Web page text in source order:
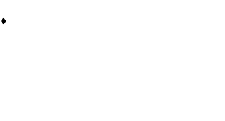
♦️